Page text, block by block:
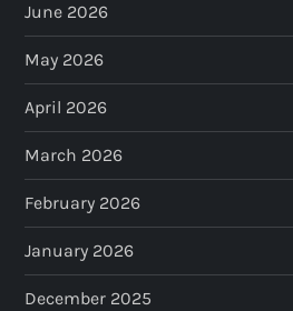
g
i
n
a
t
i
June 2026
May 2026
April 2026
March 2026
February 2026
January 2026
December 2025